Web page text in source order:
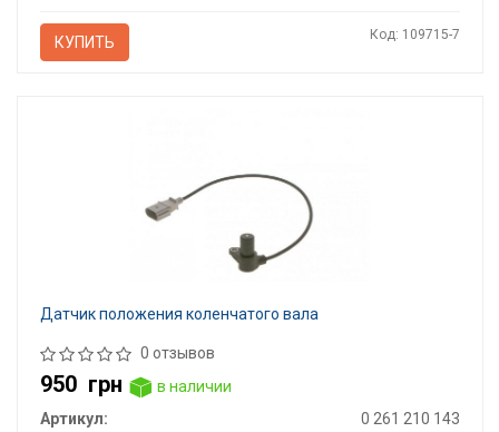
КУПИТЬ Код: 109715-7
Датчик положения коленчатого вала
0 отзывов
950 грн
в наличии
Артикул:
0 261 210 143